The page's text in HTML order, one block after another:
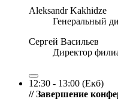
Aleksandr Kakhidze
Генеральный
Сергей Васильев
Директор
12:30 - 13:00 (Екб)
// Завершение